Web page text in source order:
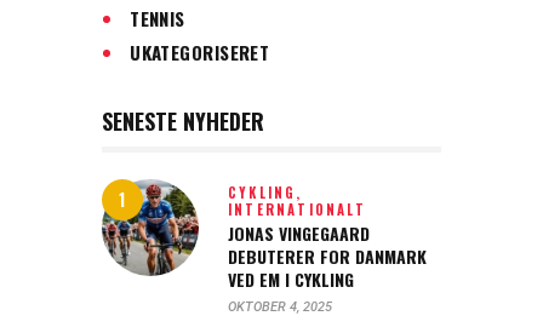
TENNIS
UKATEGORISERET
SENESTE NYHEDER
CYKLING,
INTERNATIONALT
JONAS VINGEGAARD
DEBUTERER FOR DANMARK
VED EM I CYKLING
OKTOBER 4, 2025